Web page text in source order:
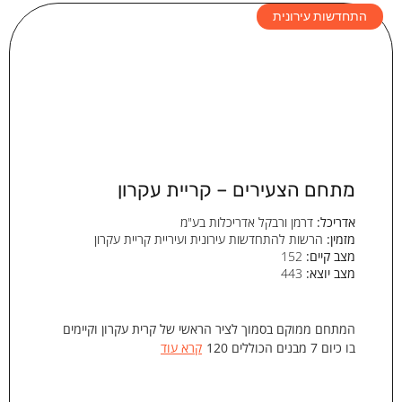
התחדשות עירונית
מתחם הצעירים – קריית עקרון
אדריכל: דרמן ורבקל אדריכלות בע"מ
מזמין: הרשות להתחדשות עירונית ועיריית קריית עקרון
מצב קיים:
מצב יוצא:
המתחם ממוקם בסמוך לציר הראשי של קרית עקרון וקיימים
בו כיום 7 מבנים הכוללים 120
קרא עוד